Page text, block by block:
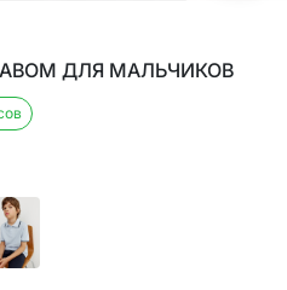
ДЛЯ МАЛЬЧИКОВ